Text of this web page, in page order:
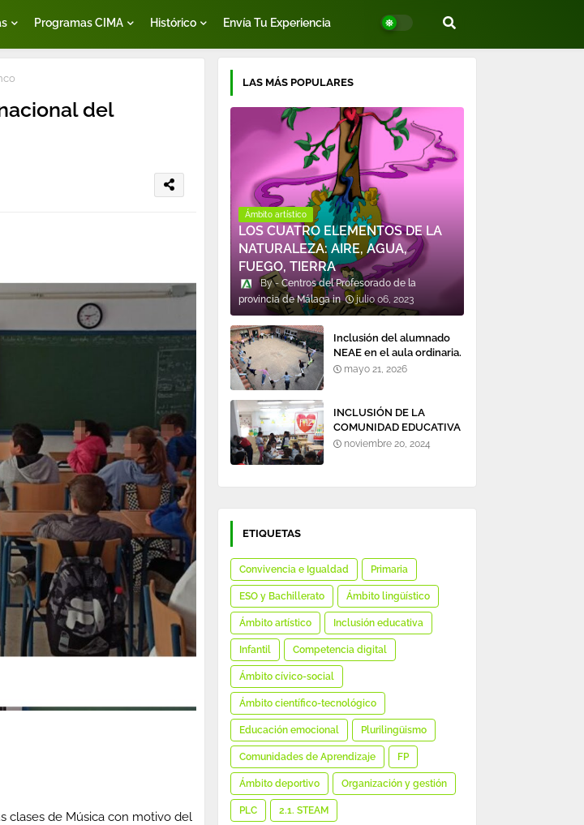
Programas CIMA Histórico Envía Tu Experiencia
del
clases de Música con motivo del
LAS MÁS POPULARES
Ámbito artístico
LOS CUATRO ELEMENTOS DE LA
NATURALEZA: AIRE, AGUA,
FUEGO, TIERRA
Centros del Profesorado de la
provincia de Málaga
julio 06, 2023
Inclusión del alumnado
NEAE en el aula ordinaria.
mayo 21, 2026
INCLUSIÓN DE LA
COMUNIDAD EDUCATIVA
EN TORNO A LA
noviembre 20, 2024
ETIQUETAS
Convivencia e Igualdad Primaria
ESO y Bachillerato Ámbito lingüístico
Ámbito artístico Inclusión educativa
Infantil Competencia digital
Ámbito cívico-social
Ámbito científico-tecnológico
Educación emocional Plurilingüismo
Comunidades de Aprendizaje FP
Ámbito deportivo Organización y gestión
PLC 2.1. STEAM